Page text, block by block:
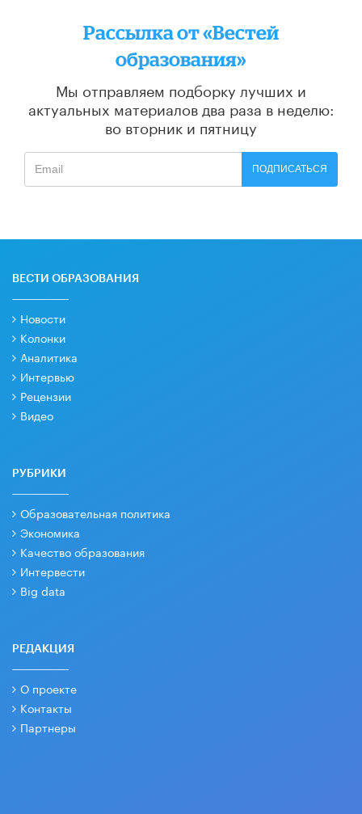
Рассылка от «Вестей
образования»
Мы отправляем подборку лучших и
актуальных материалов два раза в неделю:
во вторник и пятницу
ПОДПИСАТЬСЯ
ВЕСТИ ОБРАЗОВАНИЯ
Новости
Колонки
Аналитика
Интервью
Рецензии
Видео
РУБРИКИ
Образовательная политика
Экономика
Качество образования
Интервести
Big data
РЕДАКЦИЯ
О проекте
Контакты
Партнеры